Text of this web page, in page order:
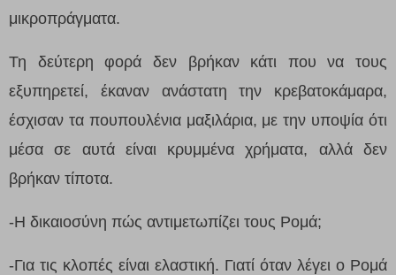
μικροπράγματα.
Τη δεύτερη φορά δεν βρήκαν κάτι που να τους
εξυπηρετεί, έκαναν ανάστατη την κρεβατοκάμαρα,
έσχισαν τα πουπουλένια μαξιλάρια, με την υποψία ότι
μέσα σε αυτά είναι κρυμμένα χρήματα, αλλά δεν
βρήκαν τίποτα.
-Η δικαιοσύνη πώς αντιμετωπίζει τους Ρομά;
-Για τις κλοπές είναι ελαστική. Γιατί όταν λέγει ο Ρομά